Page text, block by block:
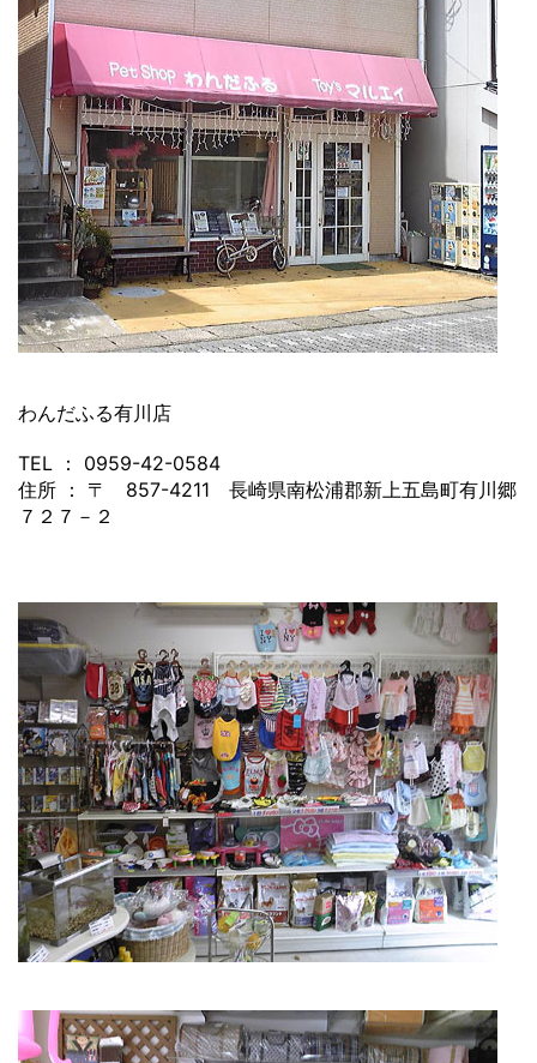
わんだふる有川店
TEL ： 0959-42-0584
住所 ： 〒 857-4211 長崎県南松浦郡新上五島町有川郷
７２７－２